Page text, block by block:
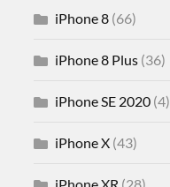
iPhone 8 (66)
iPhone 8 Plus (36)
iPhone SE 2020 (4)
iPhone X (43)